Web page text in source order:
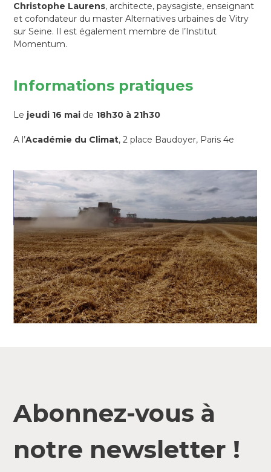
Christophe Laurens, architecte, paysagiste, enseignant
et cofondateur du master Alternatives urbaines de Vitry
sur Seine. Il est également membre de l’Institut
Momentum.
Informations pratiques
Le jeudi 16 mai de 18h30 à 21h30
A l’Académie du Climat, 2 place Baudoyer, Paris 4e
Abonnez-vous à
notre newsletter !